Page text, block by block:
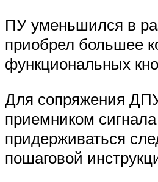
ПУ уменьшился в
приобрел большее
функциональных
Для сопряжения
приемником
придерживаться
пошаговой